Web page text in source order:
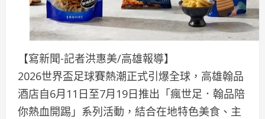
【寫新聞-記者洪惠美/高雄報導】
2026世界盃足球賽熱潮正式引爆全球，高雄翰品
酒店自6月11日至7月19日推出「瘋世足．翰品陪
你熱血開踢」系列活動，結合在地特色美食、主